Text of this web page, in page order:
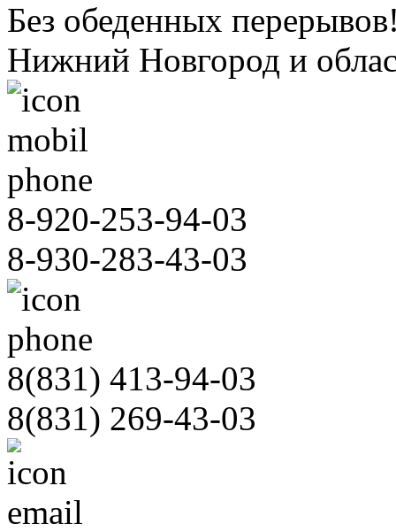
Без обеденных
Нижний Новгород и
8-920-253-94-03
8-930-283-43-03
8(831) 413-94-03
8(831) 269-43-03